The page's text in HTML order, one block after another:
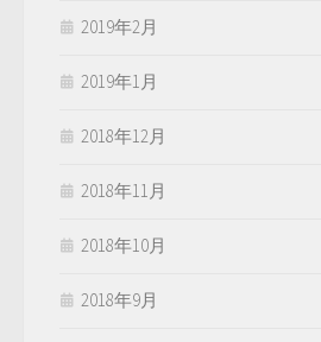
2019年2月
2019年1月
2018年12月
2018年11月
2018年10月
2018年9月